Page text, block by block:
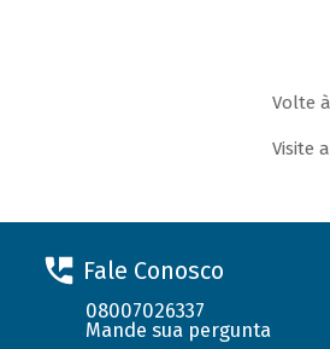
Volte à
Visite a
Fale Conosco
08007026337
Mande sua pergunta